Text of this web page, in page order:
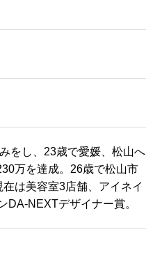
をし、23歳で愛媛、松山へ
万を達成。26歳で松山市
は美容室3店舗、アイネイ
デザイナー賞。